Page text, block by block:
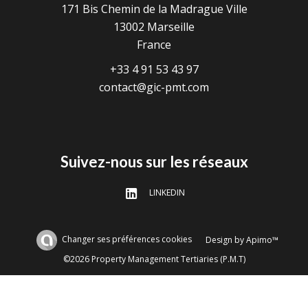
171 Bis Chemin de la Madrague Ville
13002 Marseille
France
+33 4 91 53 43 97
contact@gic-pmt.com
Suivez-nous sur les réseaux
LINKEDIN
Changer ses préférences cookies Design byApimo™
©2026 Property Management Tertiaries (P.M.T)